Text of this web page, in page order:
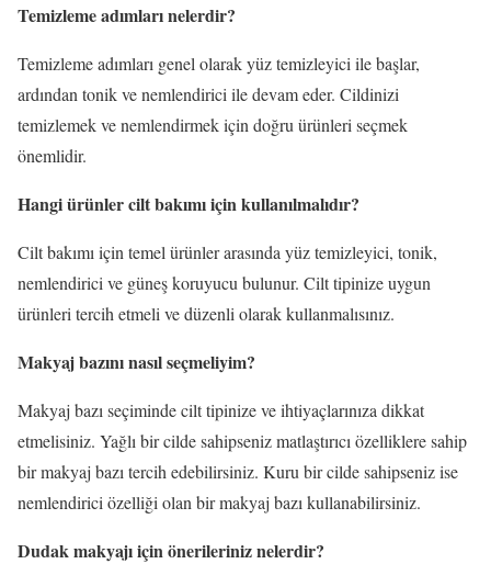
Temizleme adımları nelerdir?
Temizleme adımları genel olarak yüz temizleyici ile başlar,
ardından tonik ve nemlendirici ile devam eder. Cildinizi
temizlemek ve nemlendirmek için doğru ürünleri seçmek
önemlidir.
Hangi ürünler cilt bakımı için kullanılmalıdır?
Cilt bakımı için temel ürünler arasında yüz temizleyici, tonik,
nemlendirici ve güneş koruyucu bulunur. Cilt tipinize uygun
ürünleri tercih etmeli ve düzenli olarak kullanmalısınız.
Makyaj bazını nasıl seçmeliyim?
Makyaj bazı seçiminde cilt tipinize ve ihtiyaçlarınıza dikkat
etmelisiniz. Yağlı bir cilde sahipseniz matlaştırıcı özelliklere sahip
bir makyaj bazı tercih edebilirsiniz. Kuru bir cilde sahipseniz ise
nemlendirici özelliği olan bir makyaj bazı kullanabilirsiniz.
Dudak makyajı için önerileriniz nelerdir?